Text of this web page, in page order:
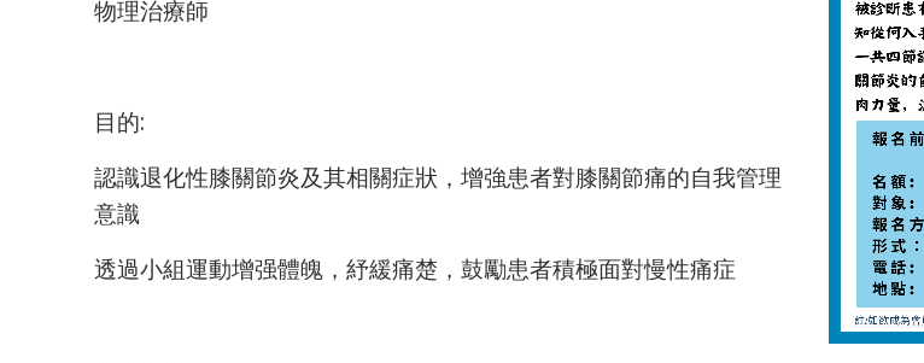
物理治療師
目的:
認識退化性膝關節炎及其相關症狀，增強患者對膝關節痛的自我管理
意識
透過小組運動增强體魄，紓緩痛楚，鼓勵患者積極面對慢性痛症